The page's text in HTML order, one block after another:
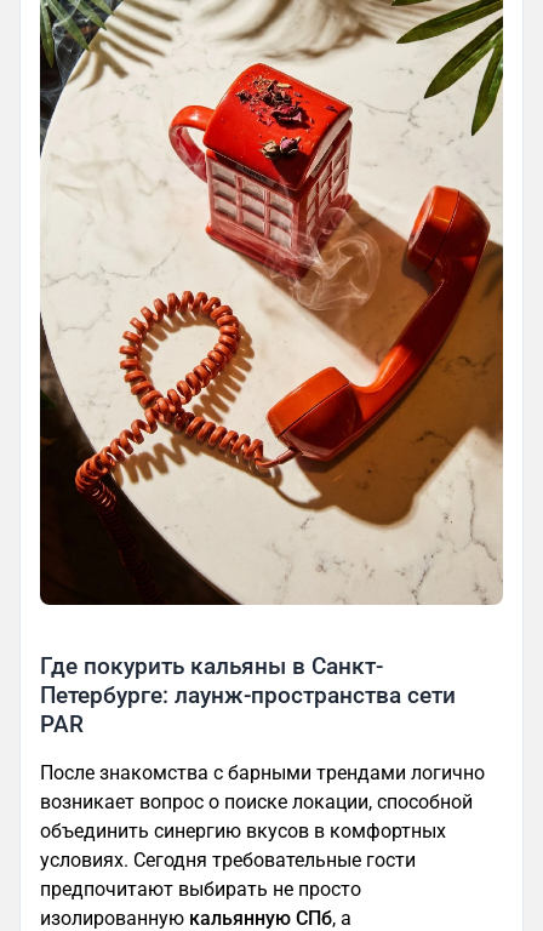
Где покурить кальяны в Санкт-
Петербурге: лаунж-пространства сети
PAR
После знакомства с барными трендами логично
возникает вопрос о поиске локации, способной
объединить синергию вкусов в комфортных
условиях. Сегодня требовательные гости
предпочитают выбирать не просто
изолированную кальянную СПб, а